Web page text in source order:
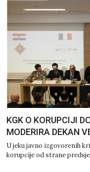
KGK O KORUPCIJI
MODERIRA DEKAN
U jeku javno izgovorenih
korupcije od strane